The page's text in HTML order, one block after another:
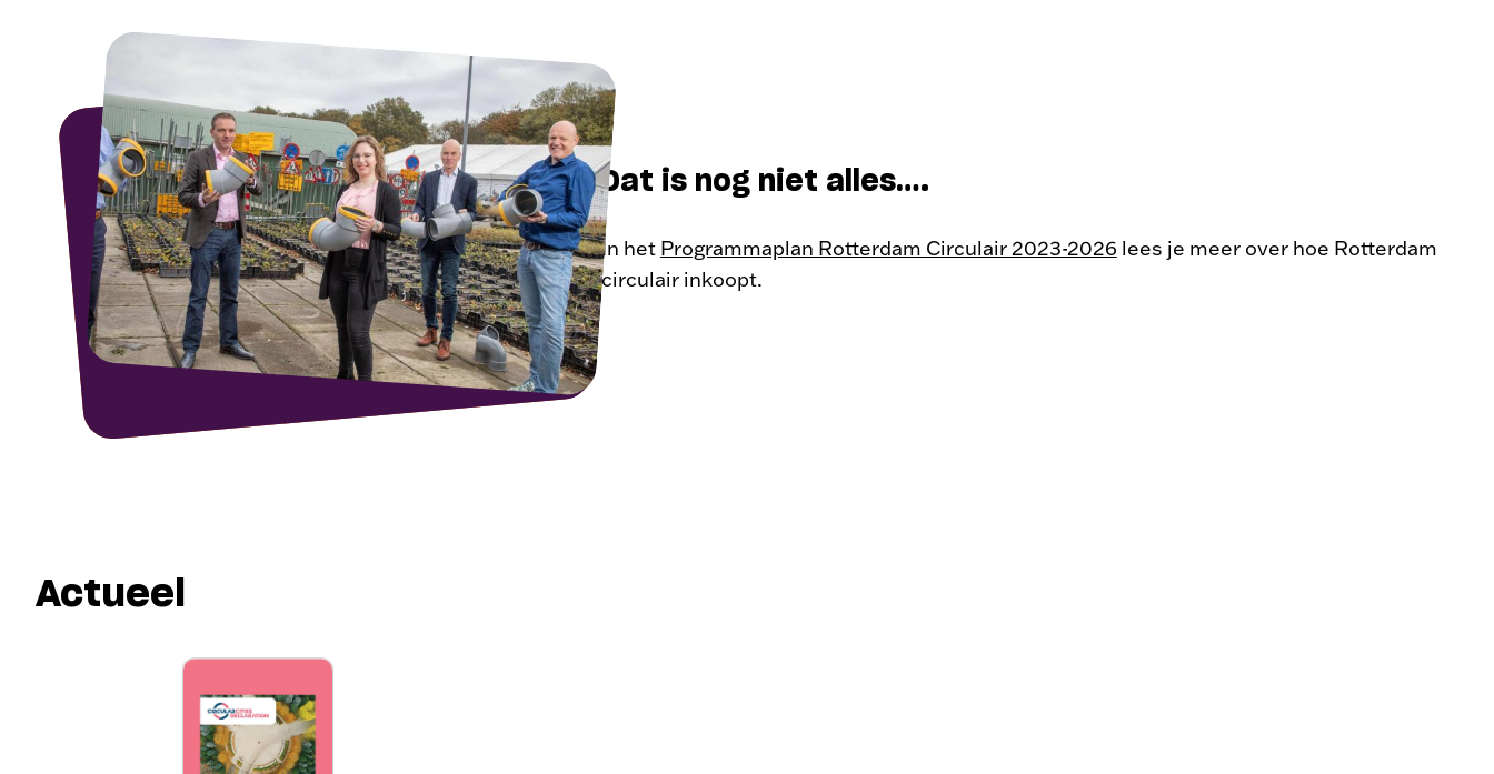
Dat is nog niet alles….
In het Programmaplan Rotterdam Circulair 2023-2026 lees je meer over hoe Rotterdam
circulair inkoopt.
Actueel